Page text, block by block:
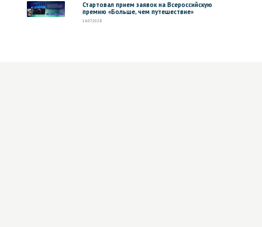
Стартовал прием заявок на Всероссийскую
премию «Больше, чем путешествие»
14.07.2026